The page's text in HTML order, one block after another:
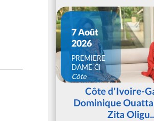
7 Août
2026
PREMIERE
DAME CI
Côte
d'IvoireCôte d'Ivoire-
Dominique
Zita